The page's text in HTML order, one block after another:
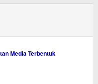
Media Terbentuk